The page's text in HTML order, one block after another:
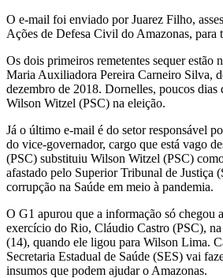
O e-mail foi enviado por Juarez Filho,
Ações de Defesa Civil do Amazonas, para
Os dois primeiros remetentes sequer estão
Maria Auxiliadora Pereira Carneiro Silva,
dezembro de 2018. Dornelles, poucos dias
Wilson Witzel (PSC) na eleição.
Já o último e-mail é do setor responsável
do vice-governador, cargo que está vago
(PSC) substituiu Wilson Witzel (PSC)
afastado pelo Superior Tribunal de Justiça
corrupção na Saúde em meio à pandemia.
O G1 apurou que a informação só chegou
exercício do Rio, Cláudio Castro (PSC),
(14), quando ele ligou para Wilson Lima.
Secretaria Estadual de Saúde (SES) vai
insumos que podem ajudar o Amazonas.